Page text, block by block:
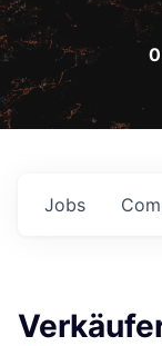
Jobs